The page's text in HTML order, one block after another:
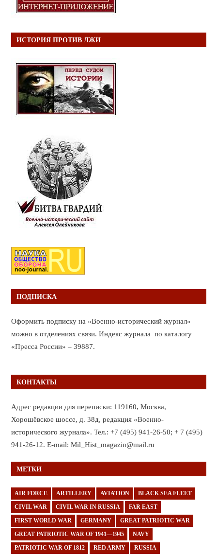
ИСТОРИЯ ПРОТИВ ЛЖИ
ПОДПИСКА
Оформить подписку на «Военно-исторический журнал»
можно в отделениях связи. Индекс журнала по каталогу
«Пресса России» – 39887.
КОНТАКТЫ
Адрес редакции для переписки: 119160, Москва,
Хорошёвское шоссе, д. 38д, редакция «Военно-
исторического журнала». Тел.: +7 (495) 941-26-50; + 7 (495)
941-26-12. E-mail: Mil_Hist_magazin@mail.ru
МЕТКИ
AIR FORCE ARTILLERY AVIATION BLACK SEA FLEET
CIVIL WAR CIVIL WAR IN RUSSIA FAR EAST
FIRST WORLD WAR GERMANY GREAT PATRIOTIC WAR
GREAT PATRIOTIC WAR OF 1941—1945 NAVY
PATRIOTIC WAR OF 1812 RED ARMY RUSSIA